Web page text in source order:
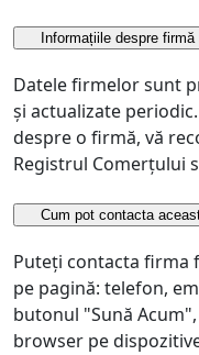
Informațiile despre
Datele firmelor sunt
și actualizate
despre o firmă, vă
Registrul Comerțului
Cum pot contacta
Puteți contacta firma
pe pagină: telefon,
butonul "Sună
browser pe